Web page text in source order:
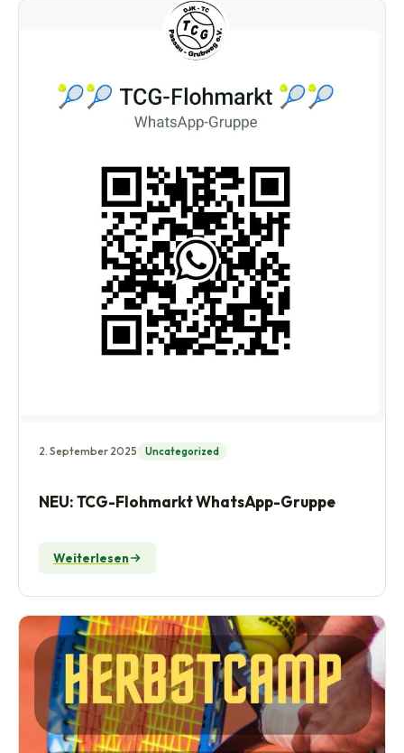
2. September 2025 Uncategorized
NEU: TCG-Flohmarkt WhatsApp-Gruppe
Weiterlesen